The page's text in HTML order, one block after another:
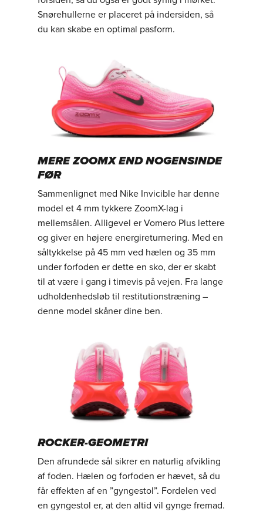
Snørehullerne er placeret på indersiden, så
du kan skabe en optimal pasform.
MERE ZOOMX END NOGENSINDE
FØR
Sammenlignet med Nike Invicible har denne
model et 4 mm tykkere ZoomX-lag i
mellemsålen. Alligevel er Vomero Plus lettere
og giver en højere energireturnering. Med en
såltykkelse på 45 mm ved hælen og 35 mm
under forfoden er dette en sko, der er skabt
til at være i gang i timevis på vejen. Fra lange
udholdenhedsløb til restitutionstræning –
denne model skåner dine ben.
ROCKER-GEOMETRI
Den afrundede sål sikrer en naturlig afvikling
af foden. Hælen og forfoden er hævet, så du
får effekten af en ”gyngestol”. Fordelen ved
en gyngestol er, at den altid vil gynge fremad.